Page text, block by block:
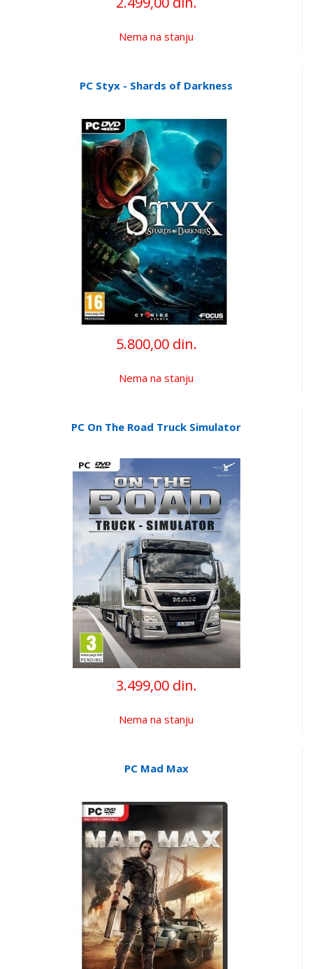
Nema na stanju
PC Styx - Shards of Darkness
5.800,00 din.
Nema na stanju
PC On The Road Truck Simulator
3.499,00 din.
Nema na stanju
PC Mad Max